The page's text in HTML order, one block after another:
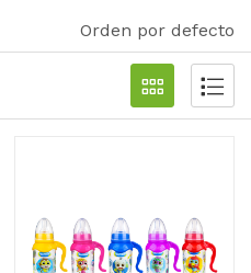
Orden por defecto